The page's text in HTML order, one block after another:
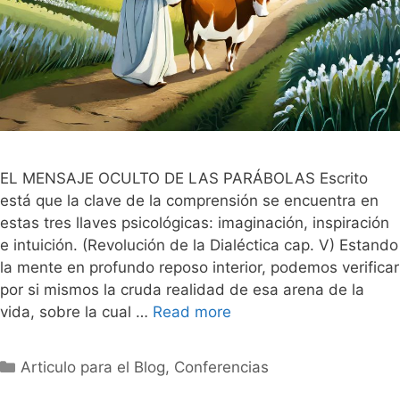
EL MENSAJE OCULTO DE LAS PARÁBOLAS Escrito
está que la clave de la comprensión se encuentra en
estas tres llaves psicológicas: imaginación, inspiración
e intuición. (Revolución de la Dialéctica cap. V) Estando
la mente en profundo reposo interior, podemos verificar
por si mismos la cruda realidad de esa arena de la
vida, sobre la cual … Read more
Categorías
Articulo para el Blog, Conferencias